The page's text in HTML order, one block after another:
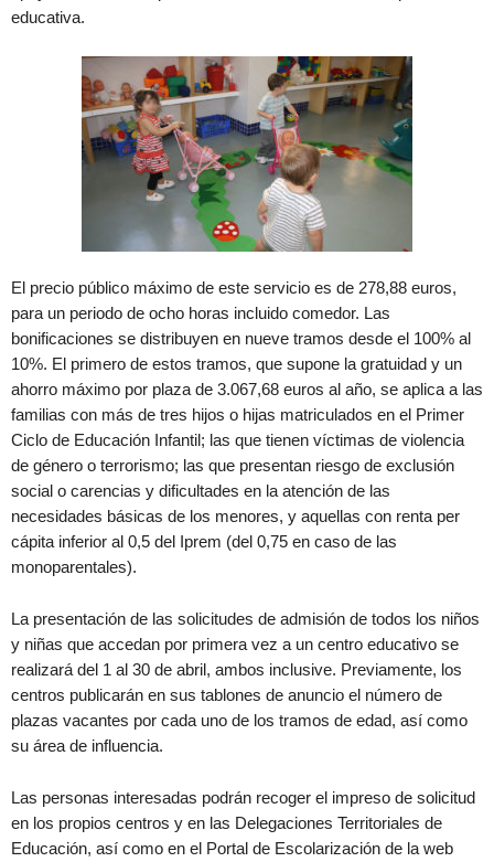
educativa.
El precio público máximo de este servicio es de 278,88 euros,
para un periodo de ocho horas incluido comedor. Las
bonificaciones se distribuyen en nueve tramos desde el 100% al
10%. El primero de estos tramos, que supone la gratuidad y un
ahorro máximo por plaza de 3.067,68 euros al año, se aplica a las
familias con más de tres hijos o hijas matriculados en el Primer
Ciclo de Educación Infantil; las que tienen víctimas de violencia
de género o terrorismo; las que presentan riesgo de exclusión
social o carencias y dificultades en la atención de las
necesidades básicas de los menores, y aquellas con renta per
cápita inferior al 0,5 del Iprem (del 0,75 en caso de las
monoparentales).
La presentación de las solicitudes de admisión de todos los niños
y niñas que accedan por primera vez a un centro educativo se
realizará del 1 al 30 de abril, ambos inclusive. Previamente, los
centros publicarán en sus tablones de anuncio el número de
plazas vacantes por cada uno de los tramos de edad, así como
su área de influencia.
Las personas interesadas podrán recoger el impreso de solicitud
en los propios centros y en las Delegaciones Territoriales de
Educación, así como en el Portal de Escolarización de la web